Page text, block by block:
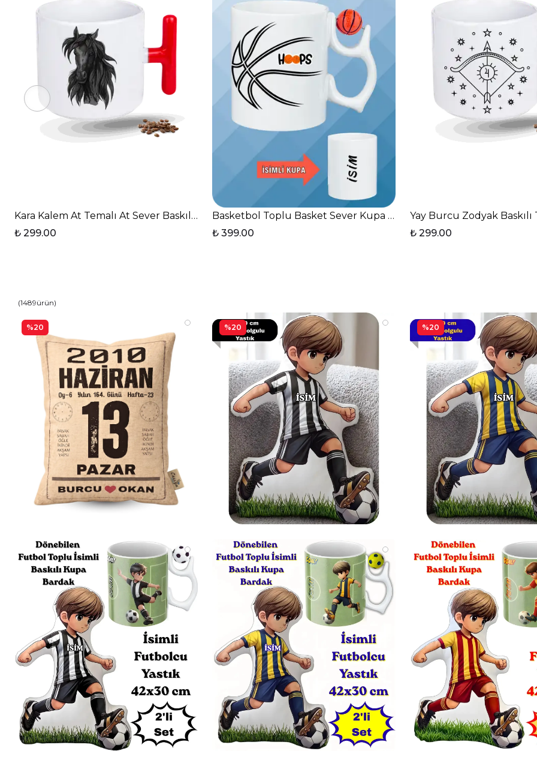
Kara Kalem At Temalı At Sever Baskılı T Saplı Porselen Kupa Bardak
₺ 299.00
Basketbol Toplu Basket Sever Kupa Bardak Çay Kahve Fincanı-3
₺ 399.00
Yay Burcu Zodyak
₺ 299.00
(1489ürün)
%20 %20 %20